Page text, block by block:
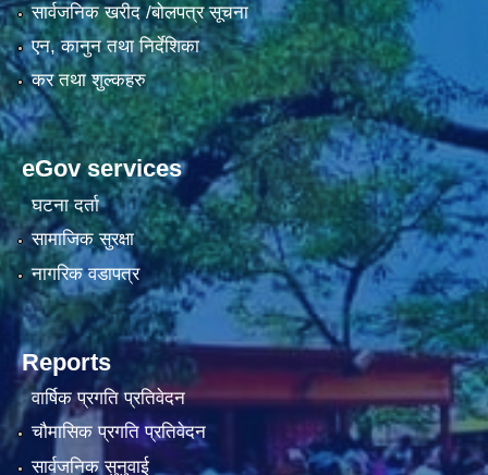
सार्वजनिक खरीद /बोलपत्र सूचना
एन, कानुन तथा निर्देशिका
कर तथा शुल्कहरु
eGov services
घटना दर्ता
सामाजिक सुरक्षा
नागरिक वडापत्र
Reports
वार्षिक प्रगति प्रतिवेदन
चौमासिक प्रगति प्रतिवेदन
सार्वजनिक सुनुवाई